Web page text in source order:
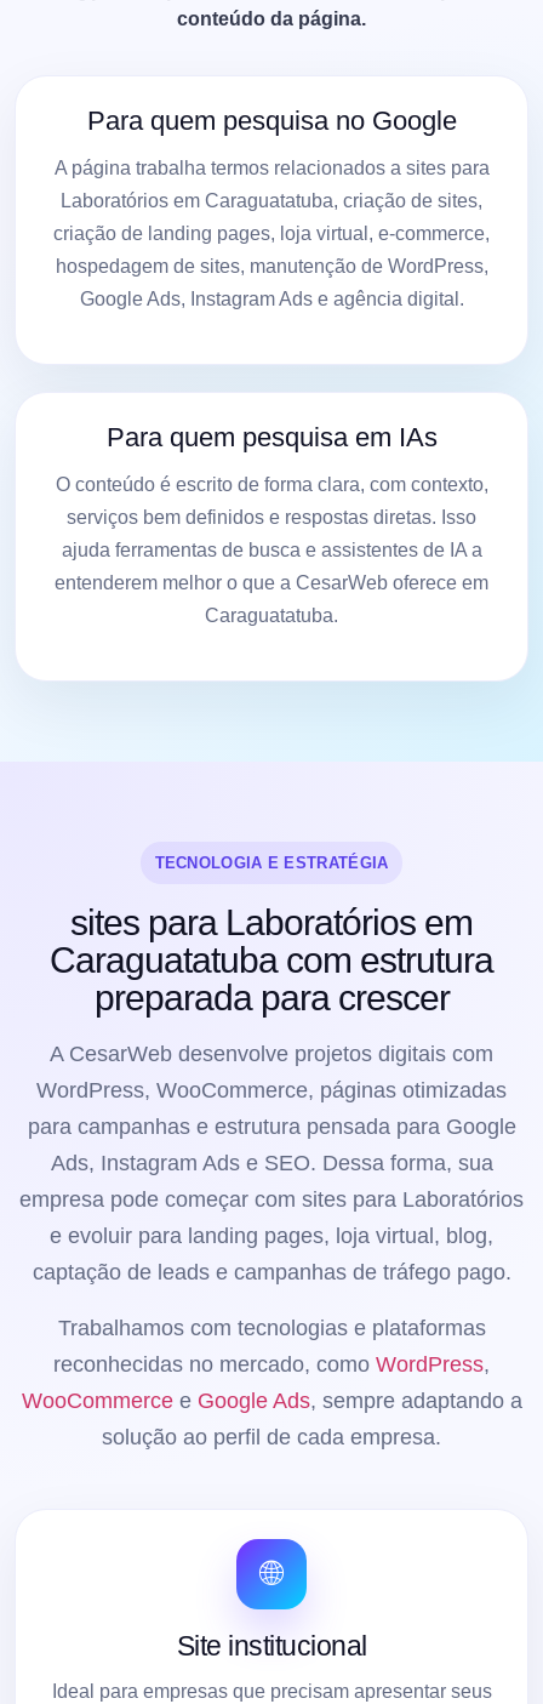
conteúdo da página.
Para quem pesquisa no Google
A página trabalha termos relacionados a sites para
Laboratórios em Caraguatatuba, criação de sites,
criação de landing pages, loja virtual, e-commerce,
hospedagem de sites, manutenção de WordPress,
Google Ads, Instagram Ads e agência digital.
Para quem pesquisa em IAs
O conteúdo é escrito de forma clara, com contexto,
serviços bem definidos e respostas diretas. Isso
ajuda ferramentas de busca e assistentes de IA a
entenderem melhor o que a CesarWeb oferece em
Caraguatatuba.
TECNOLOGIA E ESTRATÉGIA
sites para Laboratórios em
Caraguatatuba com estrutura
preparada para crescer
A CesarWeb desenvolve projetos digitais com
WordPress, WooCommerce, páginas otimizadas
para campanhas e estrutura pensada para Google
Ads, Instagram Ads e SEO. Dessa forma, sua
empresa pode começar com sites para Laboratórios
e evoluir para landing pages, loja virtual, blog,
captação de leads e campanhas de tráfego pago.
Trabalhamos com tecnologias e plataformas
reconhecidas no mercado, como WordPress,
WooCommercee Google Ads, sempre adaptando a
solução ao perfil de cada empresa.
🌐
Site institucional
Ideal para empresas que precisam apresentar seus